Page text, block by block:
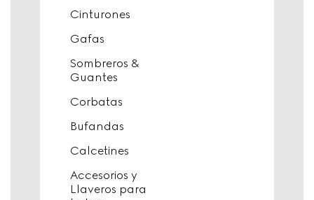
Cinturones
Gafas
Sombreros &
Guantes
Corbatas
Bufandas
Calcetines
Accesorios y
Llaveros para